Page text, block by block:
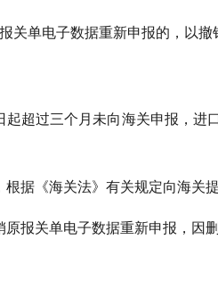
关单电子数据重新申报的，以撤
起超过三个月未向海关申报，
据《海关法》有关规定向海关
报关单电子数据重新申报，因